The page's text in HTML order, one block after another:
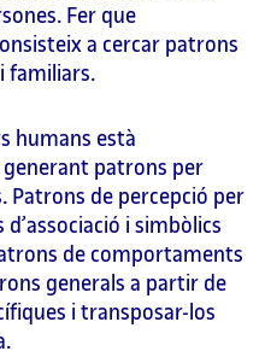
Fer que
a cercar patrons
familiars.
humans està
patrons per
Patrons de percepció per
i simbòlics
de comportaments
generals a partir de
i transposar-los